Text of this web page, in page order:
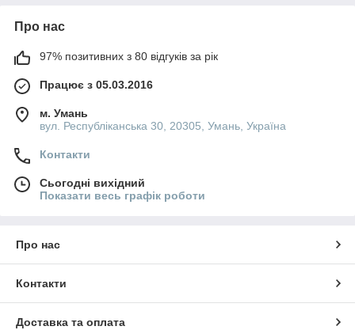
Про нас
97% позитивних з 80 відгуків за рік
Працює з 05.03.2016
м. Умань
вул. Республіканська 30, 20305, Умань, Україна
Контакти
Сьогодні вихідний
Показати весь графік роботи
Про нас
Контакти
Доставка та оплата